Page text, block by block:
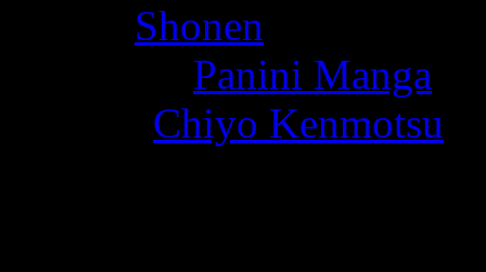
Shonen
Panini Manga
Chiyo Kenmotsu